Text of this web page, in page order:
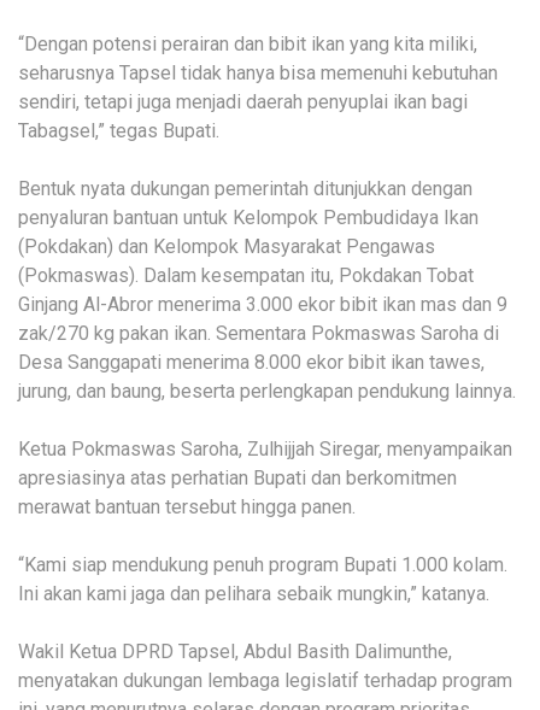
“Dengan potensi perairan dan bibit ikan yang kita miliki,
seharusnya Tapsel tidak hanya bisa memenuhi kebutuhan
sendiri, tetapi juga menjadi daerah penyuplai ikan bagi
Tabagsel,” tegas Bupati.
Bentuk nyata dukungan pemerintah ditunjukkan dengan
penyaluran bantuan untuk Kelompok Pembudidaya Ikan
(Pokdakan) dan Kelompok Masyarakat Pengawas
(Pokmaswas). Dalam kesempatan itu, Pokdakan Tobat
Ginjang Al-Abror menerima 3.000 ekor bibit ikan mas dan 9
zak/270 kg pakan ikan. Sementara Pokmaswas Saroha di
Desa Sanggapati menerima 8.000 ekor bibit ikan tawes,
jurung, dan baung, beserta perlengkapan pendukung lainnya.
Ketua Pokmaswas Saroha, Zulhijjah Siregar, menyampaikan
apresiasinya atas perhatian Bupati dan berkomitmen
merawat bantuan tersebut hingga panen.
“Kami siap mendukung penuh program Bupati 1.000 kolam.
Ini akan kami jaga dan pelihara sebaik mungkin,” katanya.
Wakil Ketua DPRD Tapsel, Abdul Basith Dalimunthe,
menyatakan dukungan lembaga legislatif terhadap program